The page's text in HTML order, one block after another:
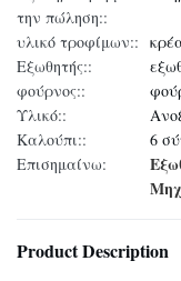
την πώληση::
υλικό τροφίμων::
Εξωθητής::
φούρνος::
Υλικό::
Καλούπι::
6
Επισημαίνω:
Product Description